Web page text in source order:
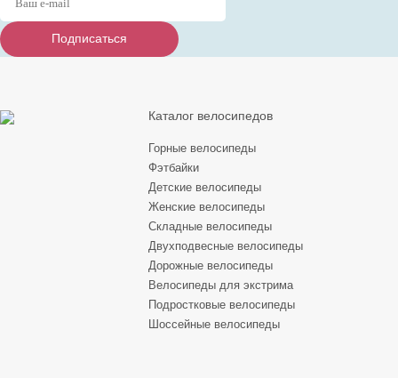
Подписаться
Подписаться
Подписаться
Каталог велосипедов
Горные велосипеды
Фэтбайки
Детские велосипеды
Женские велосипеды
Складные велосипеды
Двухподвесные велосипеды
Дорожные велосипеды
Велосипеды для экстрима
Подростковые велосипеды
Шоссейные велосипеды